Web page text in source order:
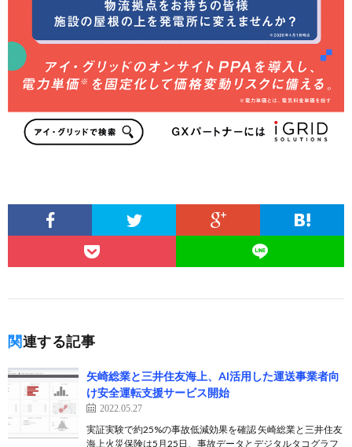
関連する記事
矢崎総業と三井住友海上、AI活用した運送事業者向
け安全運転支援サービス開始
2022.05.27
実証実験で約25%の事故低減効果を確認 矢崎総業と三井住友
海上火災保険は5月25日、事故データとデジタルタコグラフ